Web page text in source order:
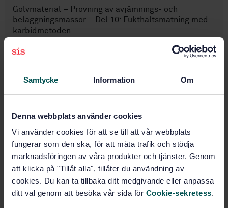
Samtycke Information Om
Denna webbplats använder cookies
Vi använder cookies för att se till att vår webbplats
fungerar som den ska, för att mäta trafik och stödja
marknadsföringen av våra produkter och tjänster. Genom
att klicka på "Tillåt alla", tillåter du användning av
cookies. Du kan ta tillbaka ditt medgivande eller anpassa
ditt val genom att besöka vår sida för Cookie-sekretess.
Golvmaterial – Provning av avjämnings- och
beläggningsmassor – Del 10: Fukthaltsmätning med
karbidmetoden
Prenumerera på standarden - Läs mer
Pris:543 SEK
Fler alternativ
Produktinformation
Språk: Engelska
Framtagen av:
Avjämnings- och